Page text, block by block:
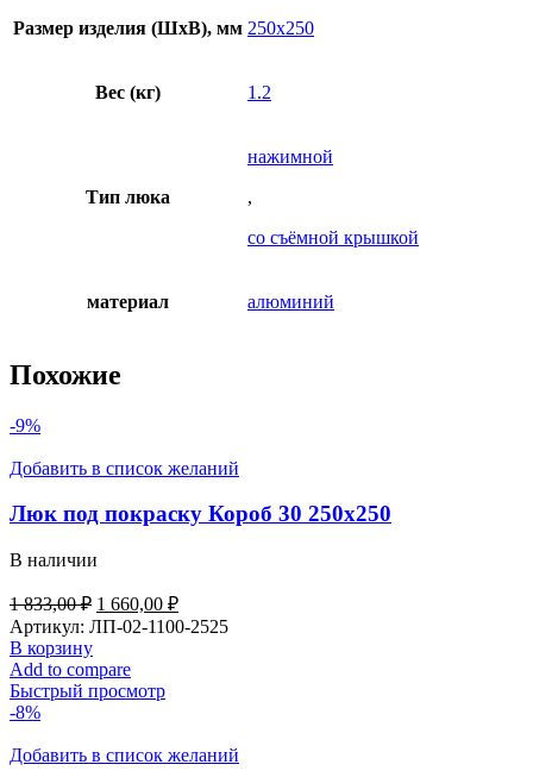
Размер изделия (ШхВ), мм 250х250
Вес (кг) 1.2
Тип люка
нажимной
,
со съёмной крышкой
материал алюминий
Похожие
-9%
Добавить в список желаний
Люк под покраску Короб 30 250х250
В наличии
1 833,00₽ 1 660,00 ₽
Артикул: ЛП-02-1100-2525
В корзину
Add to compare
Быстрый просмотр
-8%
Добавить в список желаний